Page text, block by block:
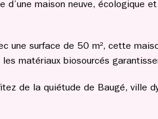
d’une maison neuve, écologique
une surface de 50 m², cette
les matériaux biosourcés
de la quiétude de Baugé, ville